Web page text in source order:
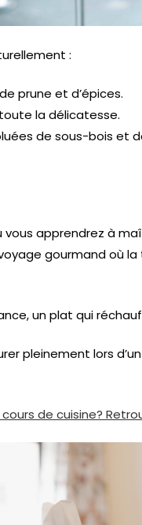
:
prune et d’épices.
la délicatesse.
de sous-bois et
apprendrez à
gourmand où
un plat qui
pleinement lors
de cuisine?